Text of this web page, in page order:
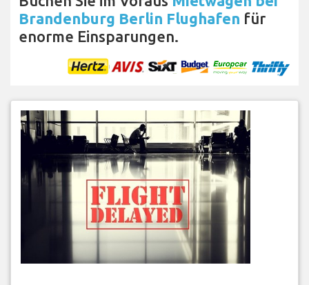
Brandenburg Berlin Flughafen für
enorme Einsparungen.